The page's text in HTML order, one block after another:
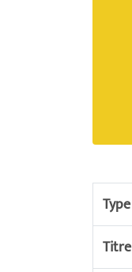
Type
Titre